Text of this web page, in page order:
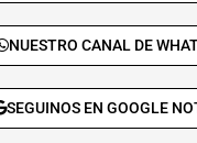
NUESTRO CANAL DE
SEGUINOS EN GOOGLE